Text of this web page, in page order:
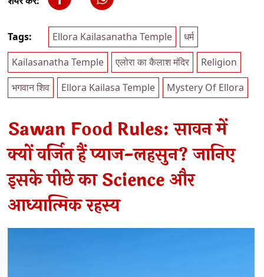
Tags: Ellora Kailasanatha Temple
धर्म
Kailasanatha Temple
एलोरा का कैलाश मंदिर
Religion
भगवान शिव
Ellora Kailasa Temple Mystery Of Ellora
Sawan Food Rules: सावन में
क्यों वर्जित हैं प्याज-लहसुन? जानिए
इसके पीछे का Science और
आध्यात्मिक रहस्य